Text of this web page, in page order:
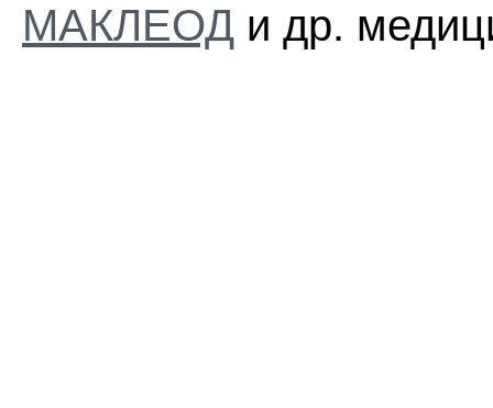
МАКЛЕОД и др.